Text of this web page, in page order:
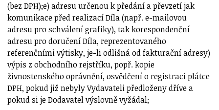
(bez DPH);e) adresu určenou k předání a převzetí jak
komunikace před realizací Díla (např. e-mailovou
adresu pro schválení grafiky), tak korespondenční
adresu pro doručení Díla, reprezentovaného
referenčními výtisky, je-li odlišná od fakturační adresy)
výpis z obchodního rejstříku, popř. kopie
živnostenského oprávnění, osvědčení o registraci plátce
DPH, pokud již nebyly Vydavateli předloženy dříve a
pokud si je Dodavatel výslovně vyžádal;